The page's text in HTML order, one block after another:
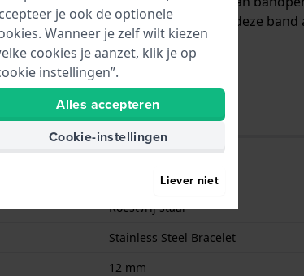
rechte aanzet wat betekent dat deze
Roestvrij staal
Stainless Steel Bracelet
12 mm
je ook de optionele
Wanneer je zelf wilt kiezen
cookies je aanzet, klik je op
instellingen”.
Alles accepteren
Cookie-instellingen
Liever niet